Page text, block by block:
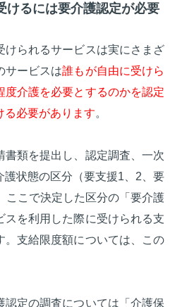
けるには要介護認定が必要
けられるサービスは実にさまざ
サービスは誰もが自由に受けら
度介護を必要とするのかを認定
る必要があります。
書類を提出し、認定調査、一次
護状態の区分（要支援1、2、要
ここで決定した区分の「要介護
スを利用した際に受けられる支
。支給限度額については、この
定の調査については「 介護保